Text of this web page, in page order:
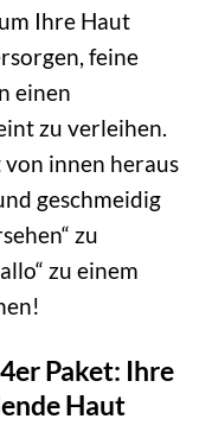
Ihre Haut
feine
einen
zu verleihen.
von innen heraus
geschmeidig
zu
zu einem
Paket: Ihre
Haut